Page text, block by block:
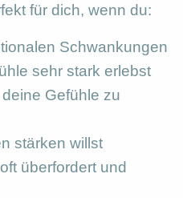
für dich, wenn du:
Schwankungen
sehr stark erlebst
Gefühle zu
stärken willst
überfordert und